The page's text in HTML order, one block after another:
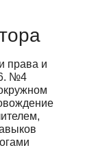
права и
№4